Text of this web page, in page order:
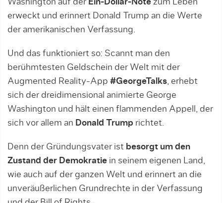
Washington auf der Ein-Dollar-Note zum Leben
erweckt und erinnert Donald Trump an die Werte
der amerikanischen Verfassung.
Und das funktioniert so: Scannt man den
berühmtesten Geldschein der Welt mit der
Augmented Reality-App #GeorgeTalks, erhebt
sich der dreidimensional animierte George
Washington und hält einen flammenden Appell, der
sich vor allem an Donald Trump richtet.
Denn der Gründungsvater ist besorgt um den
Zustand der Demokratie in seinem eigenen Land,
wie auch auf der ganzen Welt und erinnert an die
unveräußerlichen Grundrechte in der Verfassung